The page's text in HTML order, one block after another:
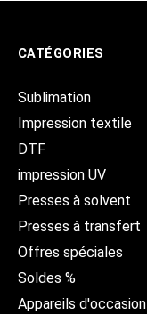
CATÉGORIES
Sublimation
Impression textile
DTF
impression UV
Presses à solvent
Presses à transfert
Offres spéciales
Soldes %
Appareils d'occasion